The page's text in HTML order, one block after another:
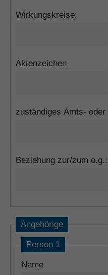
Wirkungskreise:
Aktenzeichen
zuständiges Amts- oder
Beziehung zur/zum o.g.:
Angehörige
Person 1
Name